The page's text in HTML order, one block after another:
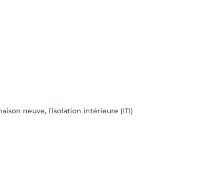
neuve, l’isolation intérieure (ITI)